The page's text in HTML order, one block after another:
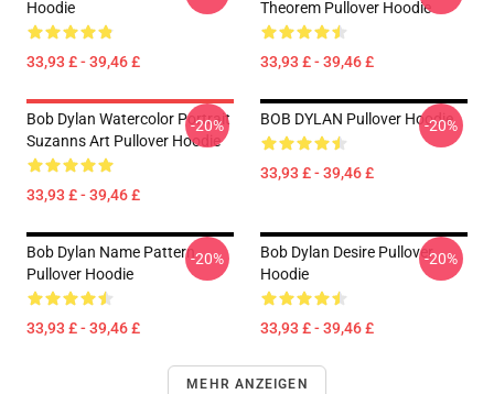
Hoodie
33,93 £ - 39,46 £
Theorem Pullover Hoodie
33,93 £ - 39,46 £
Bob Dylan Watercolor Portrait
Suzanns Art Pullover Hoodie
33,93 £ - 39,46 £
-20% BOB DYLAN Pullover Hoodie
33,93 £ - 39,46 £
-20%
Bob Dylan Name Pattern
Pullover Hoodie
33,93 £ - 39,46 £
-20%
Bob Dylan Desire Pullover
Hoodie
33,93 £ - 39,46 £
-20%
MEHR ANZEIGEN